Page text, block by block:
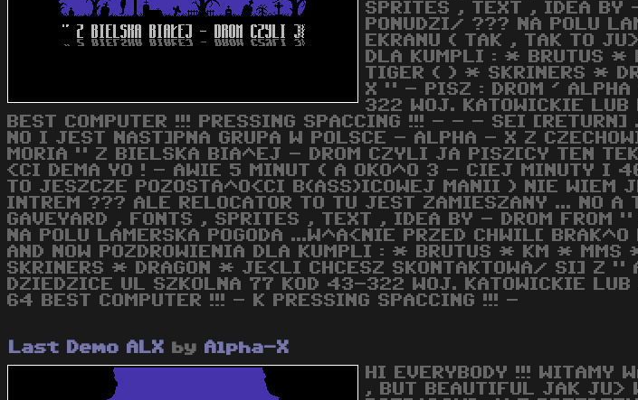
SPRITES , TEXT , IDEA BY
PONUDZI/ ??? NA POLU
EKRANU ( TAK , TAK TO
DLA KUMPLI : * BRUTUS
TIGER ( ) * SKRINERS *
X " - PISZ : DROM ' ALPHA
322 WOJ. KATOWICKIE
BEST COMPUTER !!! PRESSING SPACCING !!! - - - SEI
NO I JEST NAST]PNA GRUPA W POLSCE - ALPHA - X Z
MORIA " Z BIELSKA BIA^EJ - DROM CZYLI JA PISZ[CY TEN
<CI DEMA YO ! - AWIE 5 MINUT ( A OKO^O 3 - CIEJ MINUTY I
TO JESZCZE POZOSTA^O<CI B(ASS)ICOWEJ MANII ) NIE
INTREM ??? ALE RELOCATOR TO TU JEST ZAMIESZANY ... NO
GAVEYARD , FONTS , SPRITES , TEXT , IDEA BY - DROM
NA POLU LAMERSKA POGODA ...W^A<NIE PRZED CHWIL[
AND NOW POZDROWIENIA DLA KUMPLI : * BRUTUS * KM *
SKRINERS * DRAGON * JE<LI CHCESZ SKONTAKTOWA/ SI]
DZIEDZICE UL SZKOLNA 77 KOD 43-322 WOJ.
64 BEST COMPUTER !!! - K PRESSING SPACCING !!! -
Last Demo ALX by Alpha-X
HI EVERYBODY !!! WITAMY
, BUT BEAUTIFUL JAK JU>